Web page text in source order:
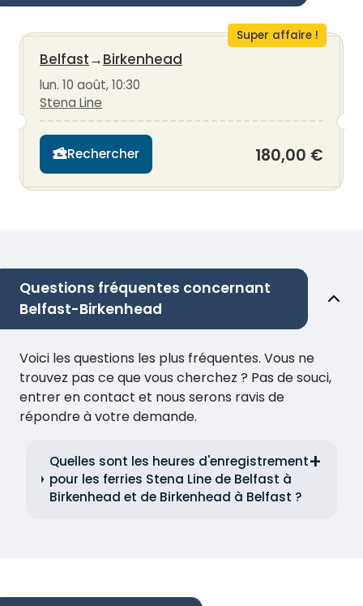
Super affaire !
Belfast→Birkenhead
lun. 10 août, 10:30
Stena Line
Rechercher 180,00 €
Questions fréquentes concernant
Belfast-Birkenhead
Voici les questions les plus fréquentes. Vous ne
trouvez pas ce que vous cherchez ? Pas de souci,
entrer en contact et nous serons ravis de
répondre à votre demande.
Quelles sont les heures d'enregistrement
pour les ferries Stena Line de Belfast à
Birkenhead et de Birkenhead à Belfast ?